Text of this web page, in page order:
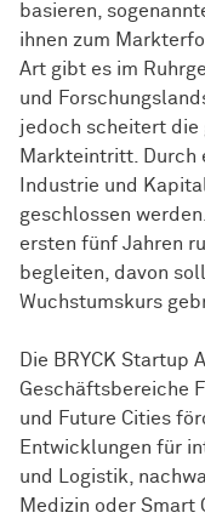
basieren,
ihnen zum
Art gibt es im
und
jedoch scheitert die
Markteintritt. Durch
Industrie und
geschlossen
ersten fünf Jahren
begleiten, davon
Wuchstumskurs
Die BRYCK
Geschäftsbereiche
und Future Cities
Entwicklungen für
und Logistik,
Medizin oder Smart